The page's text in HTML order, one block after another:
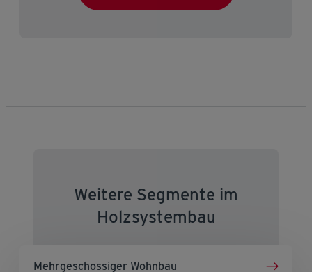
Weitere Segmente im
Holzsystembau
Mehrgeschossiger Wohnbau